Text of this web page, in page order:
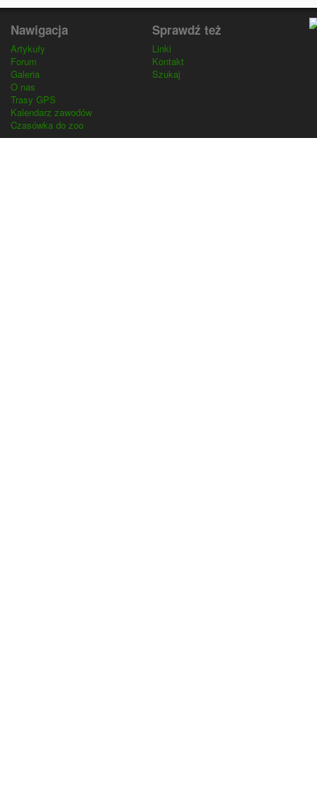
Nawigacja
Artykuły
Forum
Galeria
O nas
Trasy GPS
Kalendarz zawodów
Czasówka do zoo
Sprawdź też
Linki
Kontakt
Szukaj